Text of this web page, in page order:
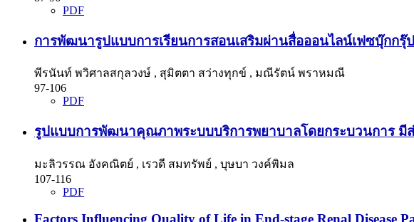
PDF
การพัฒนารูปแบบการเรียนการสอนเสริมผ่านสื่อออนไลน์เฟซบุ๊กกรุ๊
พีรนันท์ พวิศาลสกุลวงษ์ , สุมิตตา สว่างทุกข์ , มณีรัตน์ พราหมณี
97-106
PDF
รูปแบบการพัฒนาคุณภาพระบบบริการพยาบาลโดยกระบวนการ มี
มะลิวรรณ อังคณิตย์ , เรวดี สมทรัพย์ , บุษบา วงค์พิมล
107-116
PDF